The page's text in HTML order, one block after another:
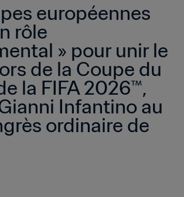
européennes
rôle
» pour unir le
de la Coupe du
la FIFA 2026™,
Infantino au
ordinaire de